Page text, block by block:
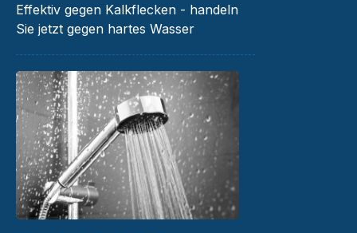
Effektiv gegen Kalkflecken - handeln
Sie jetzt gegen hartes Wasser